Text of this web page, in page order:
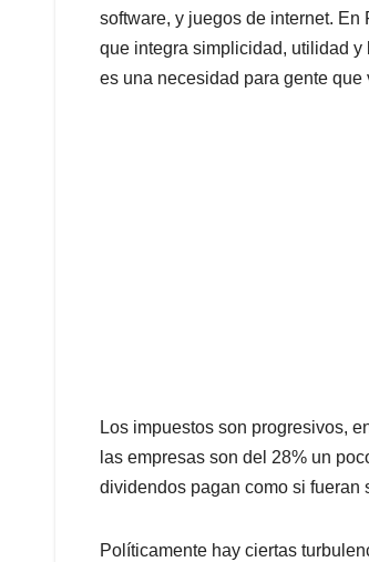
software, y juegos de internet.
que integra simplicidad, utilidad
es una necesidad para gente
Los impuestos son progresivos,
las empresas son del 28% un
dividendos pagan como si fueran
Políticamente hay ciertas